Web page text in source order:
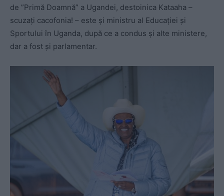
de ”Primă Doamnă” a Ugandei, destoinica Kataaha –
scuzați cacofonia! – este și ministru al Educației și
Sportului în Uganda, după ce a condus și alte ministere,
dar a fost și parlamentar.